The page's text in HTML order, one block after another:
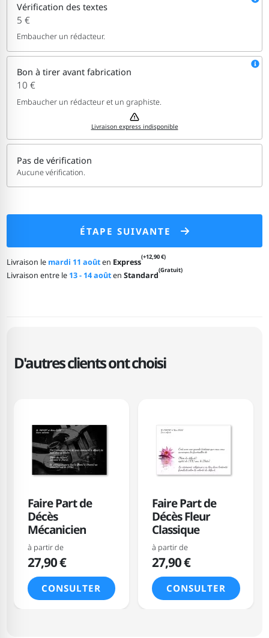
Vérification des textes
5 €
Embaucher un rédacteur.
Bon à tirer avant fabrication
10 €
Embaucher un rédacteur et un graphiste.
Livraison express indisponible
Pas de vérification
Aucune vérification.
ÉTAPE SUIVANTE
Livraison le mardi 11 aoûten Express(+12,90 €)
Livraison entre le 13 - 14 aoûtenStandard(Gratuit)
D'autres clients ont choisi
Faire Part de
Décès
Mécanicien
à partir de
27,90 €
CONSULTER
Faire Part de
Décès Fleur
Classique
à partir de
27,90 €
CONSULTER